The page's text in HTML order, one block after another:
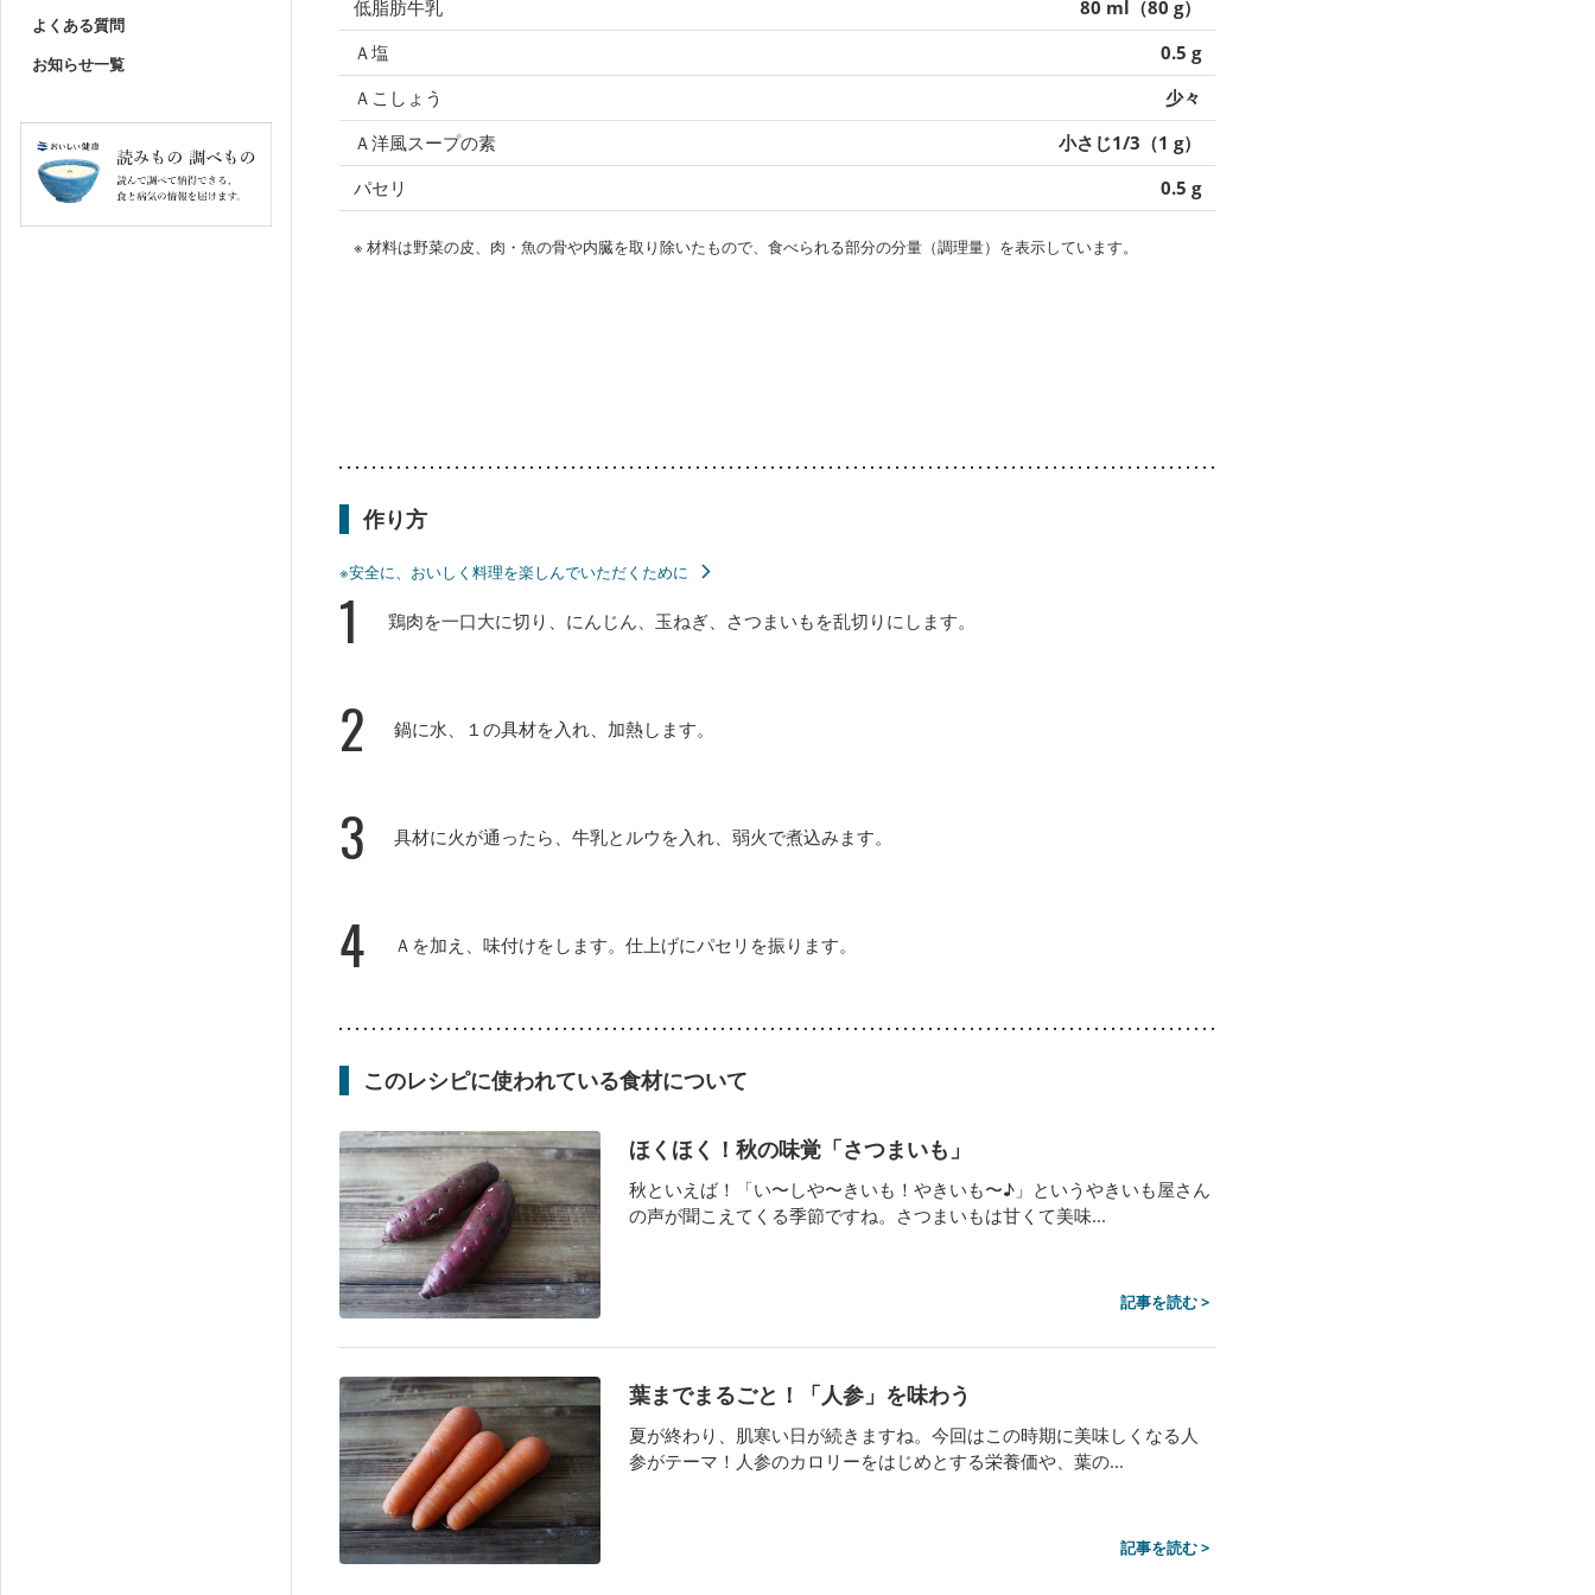
よくある質問
お知らせ一覧
低脂肪牛乳
80 ml（80 g）
Ａ塩
0.5 g
Ａこしょう
少々
Ａ洋風スープの素
小さじ1/3（1 g）
パセリ
0.5 g
※ 材料は野菜の皮、肉・魚の骨や内臓を取り除いたもので、食べられる部分の分量（調理量）を表示しています。
作り方
※安全に、おいしく料理を楽しんでいただくために
1 鶏肉を一口大に切り、にんじん、玉ねぎ、さつまいもを乱切りにします。
2 鍋に水、１の具材を入れ、加熱します。
3 具材に火が通ったら、牛乳とルウを入れ、弱火で煮込みます。
4 Ａを加え、味付けをします。仕上げにパセリを振ります。
このレシピに使われている食材について
ほくほく！秋の味覚「さつまいも」
秋といえば！「い〜しや〜きいも！やきいも〜♪」というやきいも屋さん
の声が聞こえてくる季節ですね。さつまいもは甘くて美味...
記事を読む >
葉までまるごと！「人参」を味わう
夏が終わり、肌寒い日が続きますね。今回はこの時期に美味しくなる人
参がテーマ！人参のカロリーをはじめとする栄養価や、葉の...
記事を読む >